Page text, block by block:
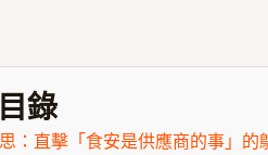
錄
：直擊「食安是供應商的事」的